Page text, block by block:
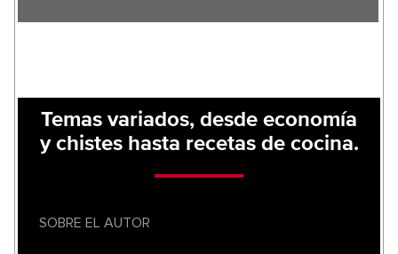
Temas variados, desde economía
y chistes hasta recetas de cocina.
SOBRE EL AUTOR